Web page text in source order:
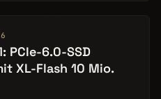
PCIe-6.0-SSD
XL-Flash 10 Mio.